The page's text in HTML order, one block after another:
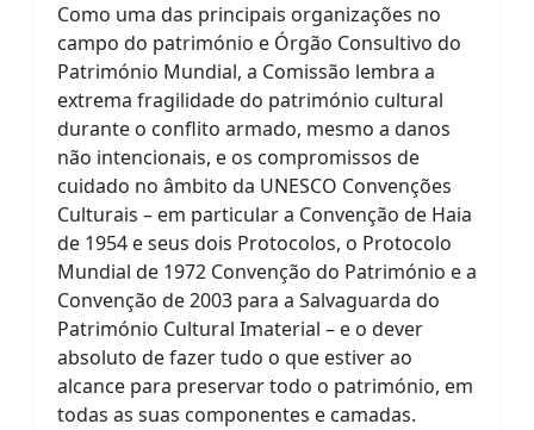
Como uma das principais organizações no
campo do património e Órgão Consultivo do
Património Mundial, a Comissão lembra a
extrema fragilidade do património cultural
durante o conflito armado, mesmo a danos
não intencionais, e os compromissos de
cuidado no âmbito da UNESCO Convenções
Culturais – em particular a Convenção de Haia
de 1954 e seus dois Protocolos, o Protocolo
Mundial de 1972 Convenção do Património e a
Convenção de 2003 para a Salvaguarda do
Património Cultural Imaterial – e o dever
absoluto de fazer tudo o que estiver ao
alcance para preservar todo o património, em
todas as suas componentes e camadas.